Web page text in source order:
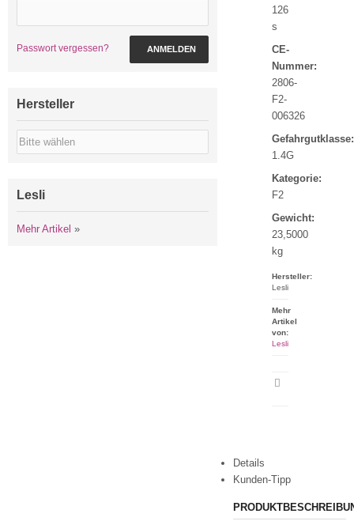
126
s
CE-
Nummer:
2806-
F2-
006326
Gefahrgutklasse:
1.4G
Kategorie:
F2
Gewicht:
23,5000
kg
Hersteller:
Lesli
Mehr
Artikel
von:
Lesli
Details
Kunden-Tipp
Passwort vergessen? ANMELDEN
Hersteller
Lesli
Mehr Artikel »